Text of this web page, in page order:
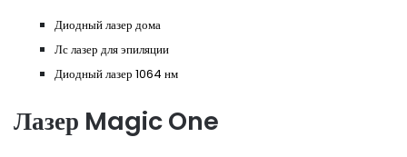
Диодный лазер дома
Лс лазер для эпиляции
Диодный лазер 1064 нм
Лазер Magic One